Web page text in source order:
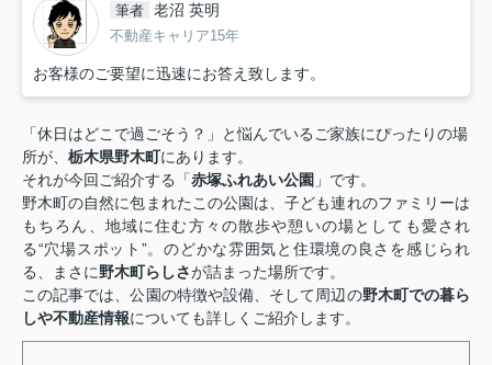
筆者 老沼 英明
不動産キャリア15年
お客様のご要望に迅速にお答え致します。
「休日はどこで過ごそう？」と悩んでいるご家族にぴったりの場
所が、 栃木県野木町にあります。
それが今回ご紹介する「赤塚ふれあい公園 」です。
野木町の自然に包まれたこの公園は、子ども連れのファミリーは
もちろん、地域に住む方々の散歩や憩いの場としても愛され
る“穴場スポット”。のどかな雰囲気と住環境の良さを感じられ
る、まさに野木町らしさが詰まった場所です。
この記事では、公園の特徴や設備、そして周辺の野木町での暮ら
しや不動産情報についても詳しくご紹介します。